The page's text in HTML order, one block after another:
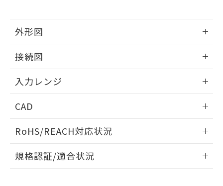
外形図
接続図
入力レンジ
CAD
ドすることができます。
ログイン/会員登録
RoHS/REACH対応状況
EU RoHS 注意事項・凡例
規格認証/適合状況